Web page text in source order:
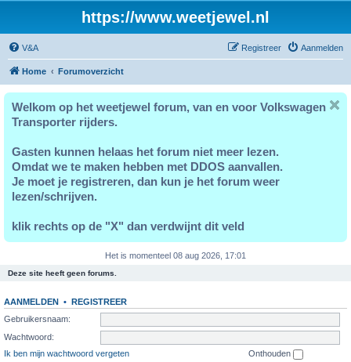
https://www.weetjewel.nl
V&A Aanmelden
Registreer
Home Forumoverzicht
Welkom op het weetjewel forum, van en voor Volkswagen
Transporter rijders.
Gasten kunnen helaas het forum niet meer lezen.
Omdat we te maken hebben met DDOS aanvallen.
Je moet je registreren, dan kun je het forum weer
lezen/schrijven.
klik rechts op de "X" dan verdwijnt dit veld
Het is momenteel 08 aug 2026, 17:01
Deze site heeft geen forums.
AANMELDEN • REGISTREER
Gebruikersnaam:
Wachtwoord:
Ik ben mijn wachtwoord vergeten
Onthouden